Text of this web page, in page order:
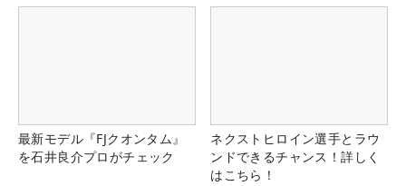
最新モデル『FJクオンタム』
を石井良介プロがチェック
ネクストヒロイン選手とラウ
ンドできるチャンス！詳しく
はこちら！